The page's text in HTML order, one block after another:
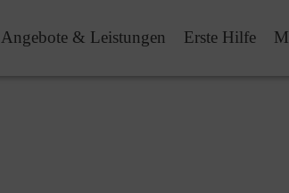
Angebote & Leistungen Erste Hilfe